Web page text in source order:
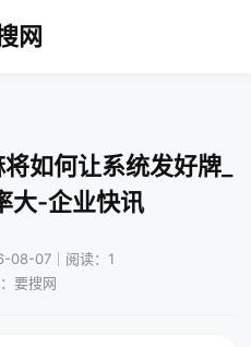
网
如何让系统发好牌_
大-企业快讯
08-07｜阅读：1
要搜网